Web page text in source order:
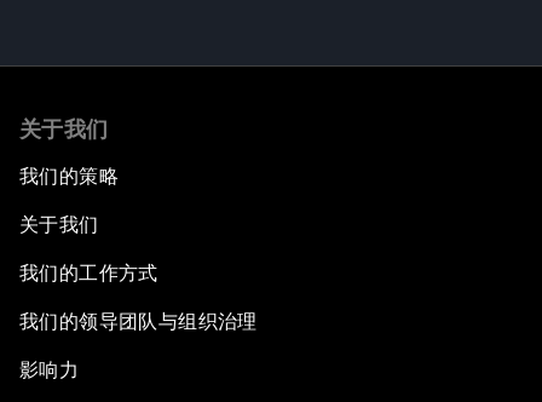
关于我们
我们的策略
关于我们
我们的工作方式
我们的领导团队与组织治理
影响力